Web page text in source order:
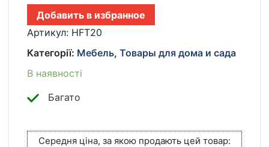
ДО
ПОТОЛКА
HANGER
TO
CEILING
Добавить в избранное
Артикул: HFT20
Категорії: Мебель, Товары для дома и сада
В наявності
Багато
Середня ціна, за якою продають цей товар: